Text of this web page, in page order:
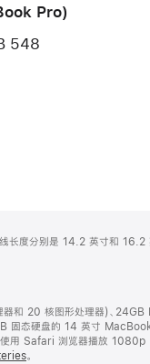
Pro)
548
长度分别是 14.2 英寸和 16.2
20 核图形处理器)、24GB
硬盘的 14 英寸 MacBook
Safari 浏览器播放 1080p
。